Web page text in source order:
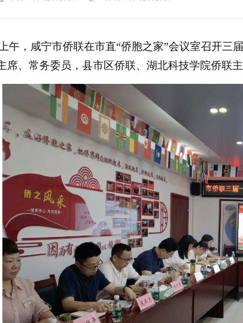
午，咸宁市侨联在市直“侨胞之家”会议室召开
席、常务委员，县市区侨联、湖北科技学院侨联